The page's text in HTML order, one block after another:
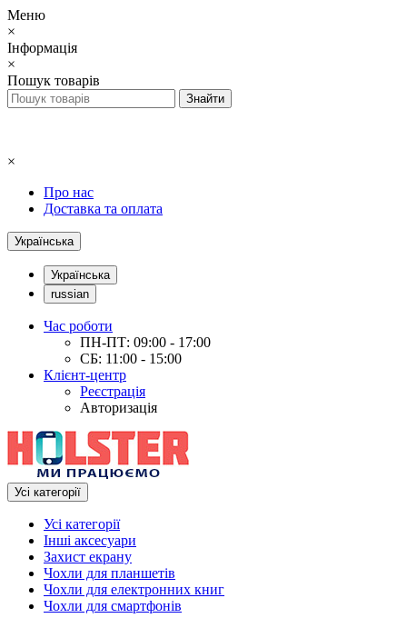
Меню
×
Інформація
×
Пошук товарів
×
Про нас
Доставка та оплата
Українська
Українська
russian
Час роботи
ПН-ПТ: 09:00 - 17:00
СБ: 11:00 - 15:00
Клієнт-центр
Реєстрація
Авторизація
Усі категорії
Усі категорії
Інші аксесуари
Захист екрану
Чохли для планшетів
Чохли для електронних книг
Чохли для смартфонів